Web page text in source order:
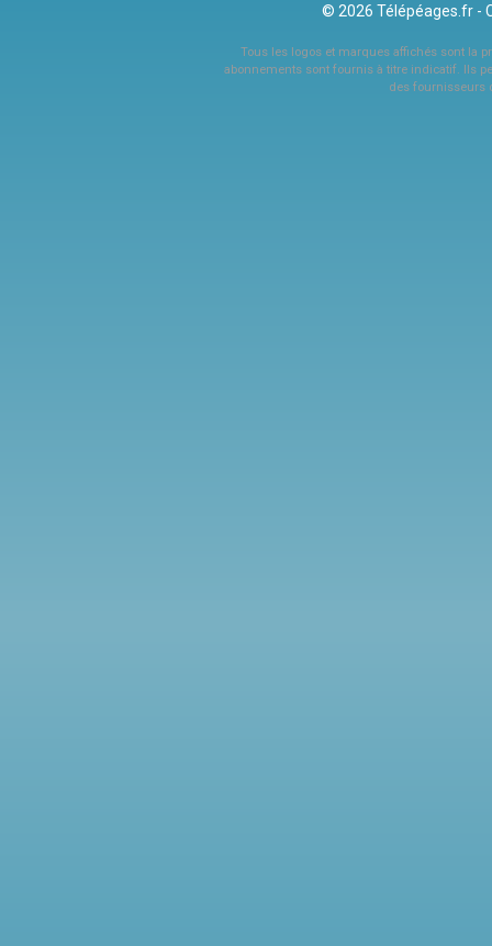
© 2026 Télépéages.fr -
Tous les logos et marques affichés sont la
abonnements sont fournis à titre indicatif. Ils
des fournisseurs